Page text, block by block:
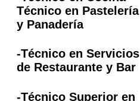
Técnico en Pastelería
y Panadería
-Técnico en Servicios
de Restaurante y Bar
-Técnico Superior en